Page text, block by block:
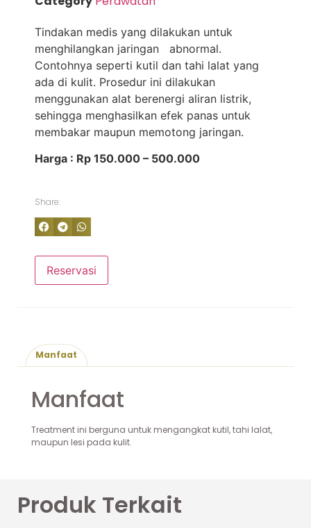
Tindakan medis yang dilakukan untuk
menghilangkan jaringan abnormal.
Contohnya seperti kutil dan tahi lalat yang
ada di kulit. Prosedur ini dilakukan
menggunakan alat berenergi aliran listrik,
sehingga menghasilkan efek panas untuk
membakar maupun memotong jaringan.
Harga : Rp 150.000 – 500.000
Share:
Reservasi
Manfaat
Manfaat
Treatment ini berguna untuk mengangkat kutil, tahi lalat,
maupun lesi pada kulit.
Produk Terkait